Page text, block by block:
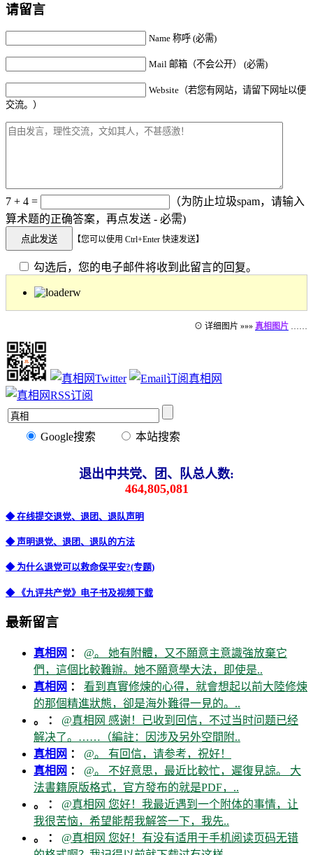
请留言
Name 称呼 (必需)
Mail 邮箱（不会公开） (必需)
Website（若您有网站，请留下网址以便
交流。）
7 + 4 =
（为防止垃圾spam，请输入
算术题的正确答案，再点发送 - 必需)
【您可以使用 Ctrl+Enter 快速发送】
勾选后，您的电子邮件将收到此留言的回复。
⊙ 详细图片 »»» 真相图片
Google搜索 本站搜索
退出中共党、团、队总人数:
464,805,081
◆ 在线提交退党、退团、退队声明
◆ 声明退党、退团、退队的方法
◆ 为什么退党可以救命保平安?(专题)
◆ 《九评共产党》电子书及视频下载
最新留言
真相网 ： @。 她有附體，又不願意主意識強放棄它
們，這個比較難辦。她不願意學大法，即使是..
真相网 ： 看到真實修煉的心得，就會想起以前大陸修煉
的那個精進狀態，卻是海外難得一見的。..
。 ： @真相网 感谢！已收到回信，不过当时问题已经
解决了。……（編註：因涉及另外空間附..
真相网 ： @。 有回信，请参考，祝好！
真相网 ： @。 不好意思，最近比較忙，遲復見諒。 大
法書籍原版格式，官方發布的就是PDF，..
。 ： @真相网 您好！我最近遇到一个附体的事情，让
我很苦恼，希望能帮我解答一下，我先..
。 ： @真相网 您好！有没有适用于手机阅读页码无错